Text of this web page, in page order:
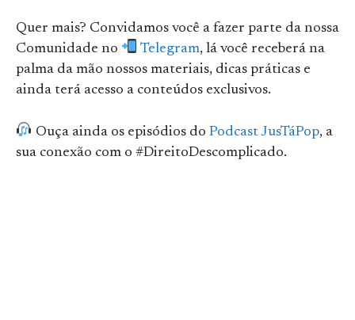
Quer mais? Convidamos você a fazer parte da nossa
Comunidade no
Telegram, lá você receberá na
palma da mão nossos materiais, dicas práticas e
ainda terá acesso a conteúdos exclusivos.
Ouça ainda os episódios do Podcast JusTáPop, a
sua conexão com o #DireitoDescomplicado.